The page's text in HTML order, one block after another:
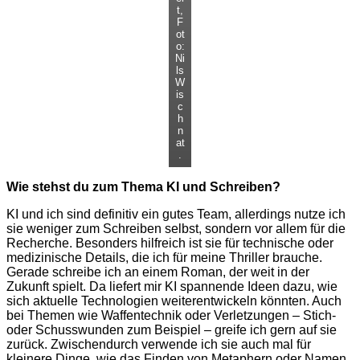
t,
F
ot
o:
Ni
ls
W
is
c
h
n
at
Wie stehst du zum Thema KI und Schreiben?
KI und ich sind definitiv ein gutes Team, allerdings nutze ich
sie weniger zum Schreiben selbst, sondern vor allem für die
Recherche. Besonders hilfreich ist sie für technische oder
medizinische Details, die ich für meine Thriller brauche.
Gerade schreibe ich an einem Roman, der weit in der
Zukunft spielt. Da liefert mir KI spannende Ideen dazu, wie
sich aktuelle Technologien weiterentwickeln könnten. Auch
bei Themen wie Waffentechnik oder Verletzungen – Stich-
oder Schusswunden zum Beispiel – greife ich gern auf sie
zurück. Zwischendurch verwende ich sie auch mal für